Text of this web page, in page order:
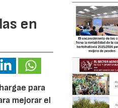
en
para
mejorar el